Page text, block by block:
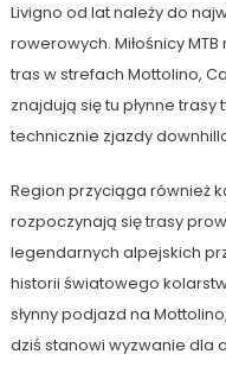
Livigno od lat należy do
rowerowych. Miłośnicy
tras w strefach Mottolino,
znajdują się tu płynne
technicznie zjazdy
Region przyciąga również
rozpoczynają się trasy
legendarnych alpejskich
historii światowego
słynny podjazd na
dziś stanowi wyzwanie dla